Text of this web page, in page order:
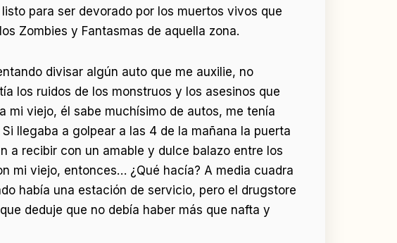
para ser devorado por los muertos vivos que
Zombies y Fantasmas de aquella zona.
divisar algún auto que me auxilie, no
los ruidos de los monstruos y los asesinos que
mi viejo, él sabe muchísimo de autos, me tenía
llegaba a golpear a las 4 de la mañana la puerta
a recibir con un amable y dulce balazo entre los
mi viejo, entonces… ¿Qué hacía? A media cuadra
había una estación de servicio, pero el drugstore
deduje que no debía haber más que nafta y